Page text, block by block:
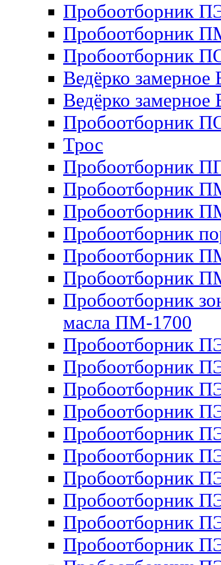
Пробоотборник
Пробоотборник
Пробоотборник
Ведёрко замерное
Ведёрко замерное
Пробоотборник
Трос
Пробоотборник
Пробоотборник
Пробоотборник
Пробоотборник
Пробоотборник
Пробоотборник
масла ПМ-1700
Пробоотборник
Пробоотборник
Пробоотборник
Пробоотборник
Пробоотборник
Пробоотборник
Пробоотборник
Пробоотборник
Пробоотборник
Пробоотборник